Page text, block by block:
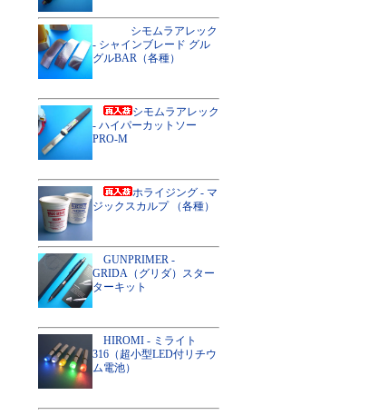
シモムラアレック
- シャインブレード グル
グルBAR（各種）
シモムラアレック
- ハイパーカットソー
PRO-M
ホライジング - マ
ジックスカルプ （各種）
GUNPRIMER -
GRIDA（グリダ）スター
ターキット
HIROMI - ミライト
316（超小型LED付リチウ
ム電池）